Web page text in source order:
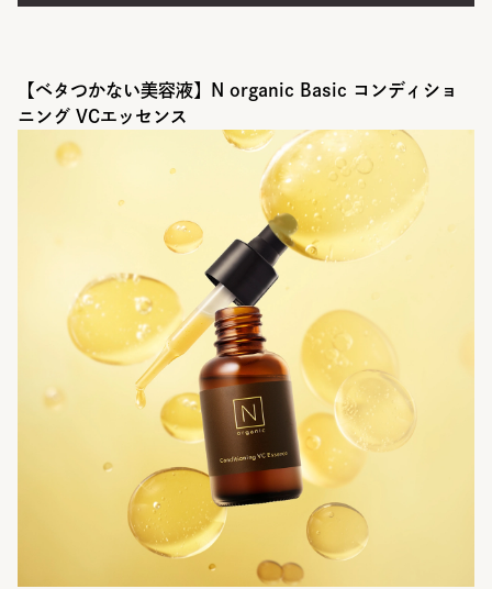
【ベタつかない美容液】N organic Basic コンディショ
ニング VCエッセンス